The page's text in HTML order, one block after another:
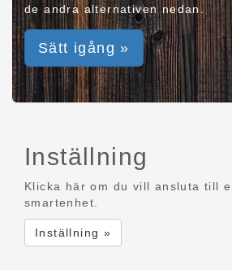
de andra alternativen nedan.
Sätt igång »
Inställning
Klicka här om du vill ansluta till
smartenhet.
Inställning »